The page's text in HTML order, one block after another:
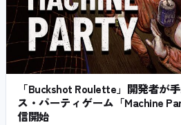
「Buckshot Roulette」開発者が
ス・パーティゲーム「Machine
信開始